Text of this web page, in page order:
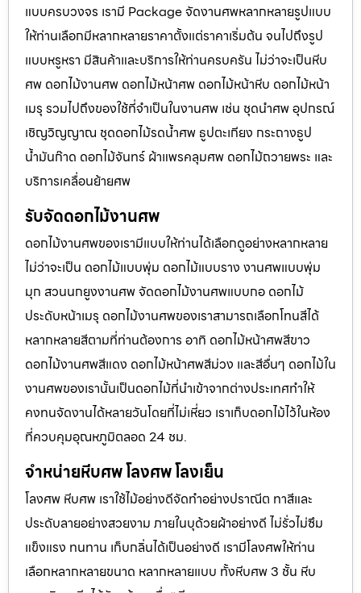
แบบครบวงจร เรามี Package จัดงานศพหลากหลายรูปแบบ
ให้ท่านเลือกมีหลากหลายราคาตั้งแต่ราคาเริ่มต้น จนไปถึงรูป
แบบหรูหรา มีสินค้าและบริการให้ท่านครบครัน ไม่ว่าจะเป็นหีบ
ศพ ดอกไม้งานศพ ดอกไม้หน้าศพ ดอกไม้หน้าหีบ ดอกไม้หน้า
เมรุ รวมไปถึงของใช้ที่จำเป็นในงานศพ เช่น ชุดนำศพ อุปกรณ์
เชิญวิญญาณ ชุดดอกไม้รดน้ำศพ ธูปตะเกียง กระถางธูป
น้ำมันก๊าด ดอกไม้จันทร์ ผ้าแพรคลุมศพ ดอกไม้ถวายพระ และ
บริการเคลื่อนย้ายศพ
รับจัดดอกไม้งานศพ
ดอกไม้งานศพของเรามีแบบให้ท่านได้เลือกดูอย่างหลากหลาย
ไม่ว่าจะเป็น ดอกไม้แบบพุ่ม ดอกไม้แบบราง งานศพแบบพุ่ม
มุก สวนนกยูงงานศพ จัดดอกไม้งานศพแบบกอ ดอกไม้
ประดับหน้าเมรุ ดอกไม้งานศพของเราสามารถเลือกโทนสีได้
หลากหลายสีตามที่ท่านต้องการ อาทิ ดอกไม้หน้าศพสีขาว
ดอกไม้งานศพสีแดง ดอกไม้หน้าศพสีม่วง และสีอื่นๆ ดอกไม้ใน
งานศพของเรานั้นเป็นดอกไม้ที่นำเข้าจากต่างประเทศทำให้
คงทนจัดงานได้หลายวันโดยที่ไม่เหี่ยว เราเก็บดอกไม้ไว้ในห้อง
ที่ควบคุมอุณหภูมิตลอด 24 ชม.
จำหน่ายหีบศพ โลงศพ โลงเย็น
โลงศพ หีบศพ เราใช้ไม้อย่างดีจัดทำอย่างปราณีต ทาสีและ
ประดับลายอย่างสวยงาม ภายในบุด้วยผ้าอย่างดี ไม่รั่วไม่ซึม
แข็งแรง ทนทาน เก็บกลิ่นได้เป็นอย่างดี เรามีโลงศพให้ท่าน
เลือกหลากหลายขนาด หลากหลายแบบ ทั้งหีบศพ 3 ชั้น หีบ